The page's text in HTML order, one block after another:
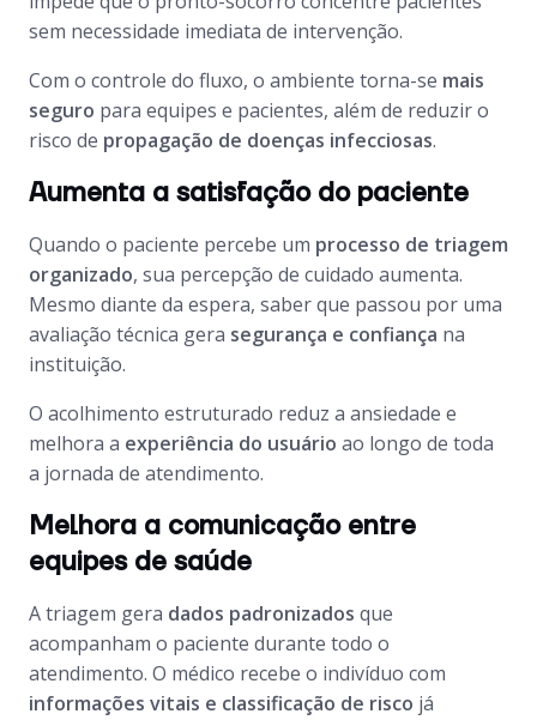
sem necessidade imediata de intervenção.
Com o controle do fluxo, o ambiente torna-se mais
seguro para equipes e pacientes, além de reduzir o
risco de propagação de doenças infecciosas.
Aumenta a satisfação do paciente
Quando o paciente percebe um processo de triagem
organizado, sua percepção de cuidado aumenta.
Mesmo diante da espera, saber que passou por uma
avaliação técnica gera segurança e confiança na
instituição.
O acolhimento estruturado reduz a ansiedade e
melhora a experiência do usuário ao longo de toda
a jornada de atendimento.
Melhora a comunicação entre
equipes de saúde
A triagem gera dados padronizados que
acompanham o paciente durante todo o
atendimento. O médico recebe o indivíduo com
informações vitais e classificação de risco já